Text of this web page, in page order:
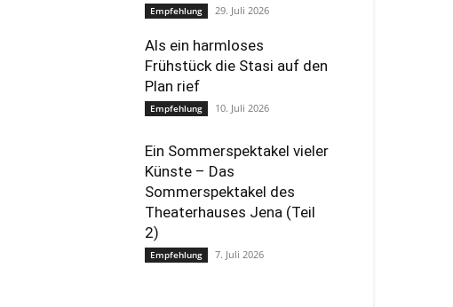
Empfehlung 29. Juli 2026
Als ein harmloses
Frühstück die Stasi auf den
Plan rief
Empfehlung 10. Juli 2026
Ein Sommerspektakel vieler
Künste – Das
Sommerspektakel des
Theaterhauses Jena (Teil
2)
Empfehlung 7. Juli 2026